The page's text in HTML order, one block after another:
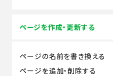
ページを作成・更新する
ページの名前を書き換える
ページを追加・削除する